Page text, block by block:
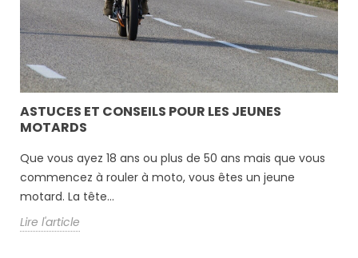
ASTUCES ET CONSEILS POUR LES JEUNES
MOTARDS
Que vous ayez 18 ans ou plus de 50 ans mais que vous
commencez à rouler à moto, vous êtes un jeune
motard. La tête...
Lire l'article